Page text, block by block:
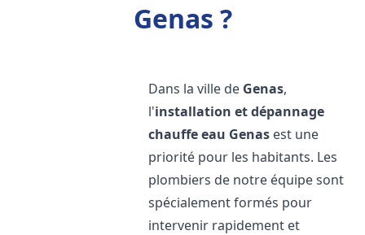
Genas ?
Dans la ville de Genas,
l'installation et dépannage
chauffe eau Genas est une
priorité pour les habitants. Les
plombiers de notre équipe sont
spécialement formés pour
intervenir rapidement et